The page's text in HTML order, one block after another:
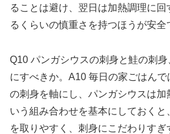
ることは避け、翌日は加熱調理に
るくらいの慎重さを持つほうが安全
Q10 パンガシウスの刺身と鮭の刺
にすべきか。A10 毎日の家ごはん
の刺身を軸にし、パンガシウスは加
いう組み合わせを基本にしておく
を取りやすく、刺身にこだわりすぎ